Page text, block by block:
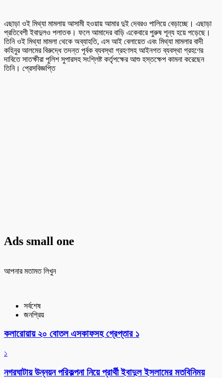
এছাড়া ওই মিথ্যা মামলায় আসামী হওয়ায় আমার দুই দেবরও পালিয়ে বেড়াচ্ছে। এছাড়া
প্রতিবেশী ইবাদুলও পলাতক। ফলে আমাদের বাড়ি একেবারে পুরুষ শূন্য হয়ে পড়েছে।
তিনি ওই মিথ্যা মামলা থেকে অব্যাহতি, এস আই বেলায়েত এবং মিথ্যা মামলার বাদী
কহিনুর আলমের বিরুদ্ধে তদন্ত পূর্বক ব্যবস্থা গ্রহণসহ আইনগত ব্যবস্থা গ্রহণের
দাবিতে সাতক্ষীরা পুলিশ সুপারসহ সংশ্লিষ্ট কর্তৃপক্ষের আশু হস্তক্ষেপ কামনা করেছেন
তিনি। প্রেসবিজ্ঞপ্তি
Ads small one
আপনার মতামত লিখুন
সর্বশেষ
জনপ্রিয়
কলারোয়ায় ২০ বোতল এসকাফসহ গ্রেপ্তার ১
১
নগরঘাটায় উন্নয়ন পরিকল্পনা নিয়ে প্রার্থী ইবাদুল ইসলামের মতবিনিময়